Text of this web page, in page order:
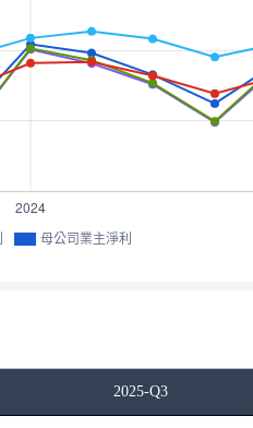
母公司業主淨利
2025-Q3